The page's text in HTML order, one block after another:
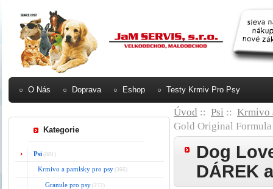
O Nás Doprava Eshop Testy Krmiv Pro Psy
Kategorie
Psi (881)
Krmivo a pamlsky pro psy (366)
Granule pro psy (272)
Úvod :: Psi :: Krmivo
Gold Original
Dog
DÁREK